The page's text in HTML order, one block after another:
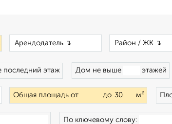
последний этаж Дом не выше этажей
Общая площадь от до м²
По ключевому слову: